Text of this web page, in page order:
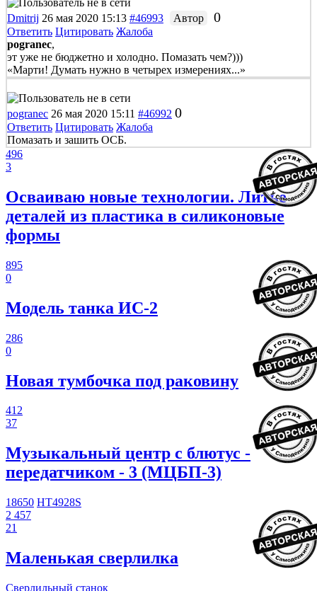
Dmitrij 26 мая 2020 15:13 #46993 Автор 0
Ответить Цитировать Жалоба
pogranec,
эт уже не бюджетно и холодно. Помазать чем?)))
«Марти! Думать нужно в четырех измерениях...»
pogranec 26 мая 2020 15:11 #46992 0
Ответить Цитировать Жалоба
Помазать и зашить ОСБ.
496
3
Осваиваю новые технологии. Литье
деталей из пластика в силиконовые
формы
895
0
Модель танка ИС-2
286
0
Новая тумбочка под раковину
412
37
Музыкальный центр с блютус -
передатчиком - 3 (МЦБП-3)
18650 HT4928S
2 457
21
Маленькая сверлилка
Сверлильный станок